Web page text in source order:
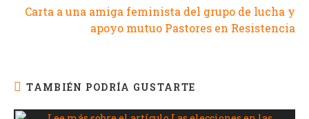
Carta a una amiga feminista del grupo de lucha y
apoyo mutuo Pastores en Resistencia
TAMBIÉN PODRÍA GUSTARTE